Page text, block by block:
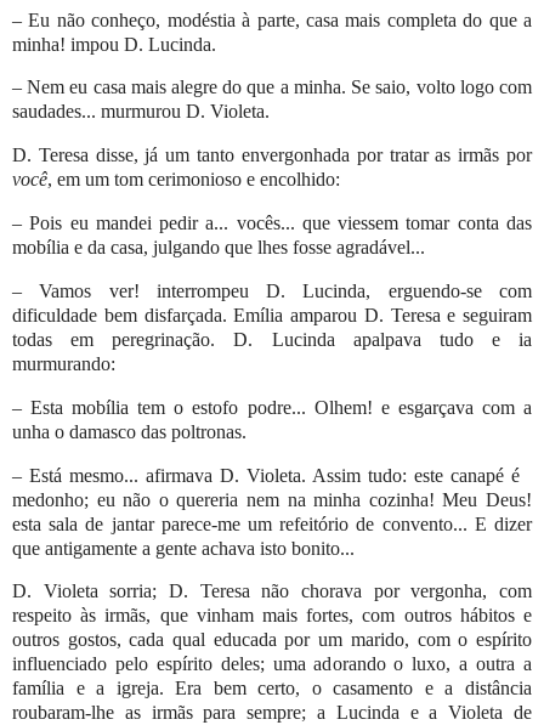
– Eu não conheço, modéstia à parte, casa mais completa do que a
minha! impou D. Lucinda.
– Nem eu casa mais alegre do que a minha. Se saio, volto logo com
saudades... murmurou D. Violeta.
D. Teresa disse, já um tanto envergonhada por tratar as irmãs por
você, em um tom cerimonioso e encolhido:
– Pois eu mandei pedir a... vocês... que viessem tomar conta das
mobília e da casa, julgando que lhes fosse agradável...
– Vamos ver! interrompeu D. Lucinda, erguendo-se com
dificuldade bem disfarçada. Emília amparou D. Teresa e seguiram
todas em peregrinação. D. Lucinda apalpava tudo e ia
murmurando:
– Esta mobília tem o estofo podre... Olhem! e esgarçava com a
unha o damasco das poltronas.
– Está mesmo... afirmava D. Violeta. Assim tudo: este canapéé
medonho; eu não o quereria nem na minha cozinha! Meu Deus!
esta sala de jantar parece-me um refeitório de convento... E dizer
que antigamente a gente achava isto bonito...
D. Violeta sorria; D. Teresa não chorava por vergonha, com
respeito às irmãs, que vinham mais fortes, com outros hábitos e
outros gostos, cada qual educada por um marido, com o espírito
influenciado pelo espírito deles; uma adorando o luxo, a outra a
família e a igreja. Era bem certo, o casamento e a distância
roubaram-lhe as irmãs para sempre; a Lucinda e a Violeta de